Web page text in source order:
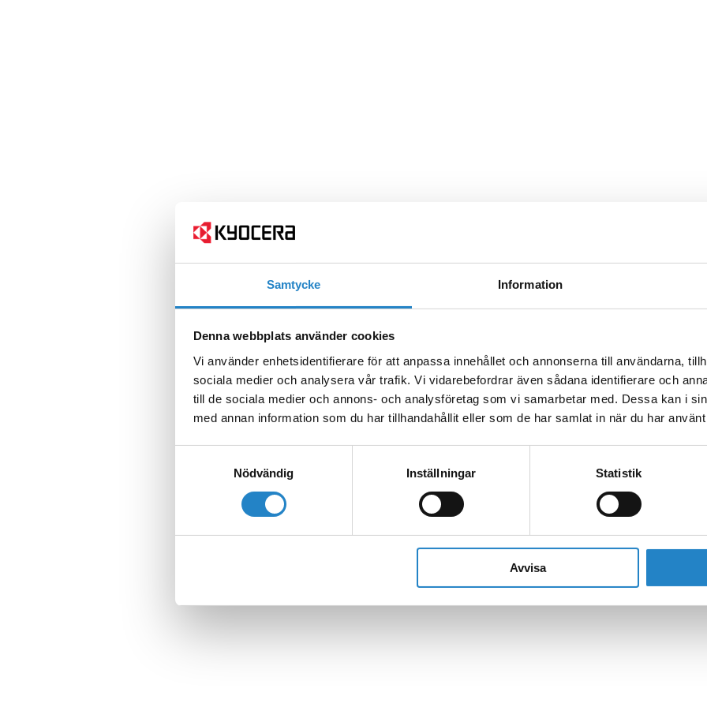
Samtycke Information
Denna webbplats använder cookies
Vi använder enhetsidentifierare för att anpassa innehållet och annonserna till användarna,
sociala medier och analysera vår trafik. Vi vidarebefordrar även sådana identifierare och
till de sociala medier och annons- och analysföretag som vi samarbetar med. Dessa kan i
med annan information som du har tillhandahållit eller som de har samlat in när du har
Nödvändig
Inställningar Statistik
Avvisa